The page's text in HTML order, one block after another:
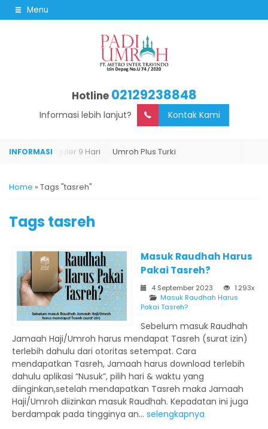
Menu
Hotline 02129238848
Informasi lebih lanjut? Kontak Kami
Umroh Reguler 9 Hari Umroh Plus Turki
Home » Tags "tasreh"
Tags tasreh
Masuk Raudhah Harus
Pakai Tasreh?
4 September 2023
1.293x
Masuk Raudhah Harus
Pakai Tasreh?
Sebelum masuk Raudhah
Jamaah Haji/Umroh harus mendapat Tasreh (surat izin)
terlebih dahulu dari otoritas setempat. Cara
mendapatkan Tasreh, Jamaah harus download terlebih
dahulu aplikasi “Nusuk”, pilih hari & waktu yang
diinginkan,setelah mendapatkan Tasreh maka Jamaah
Haji/Umroh diizinkan masuk Raudhah. Kepadatan ini juga
berdampak pada tingginya an... selengkapnya